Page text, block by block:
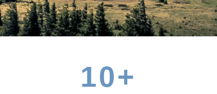
10+